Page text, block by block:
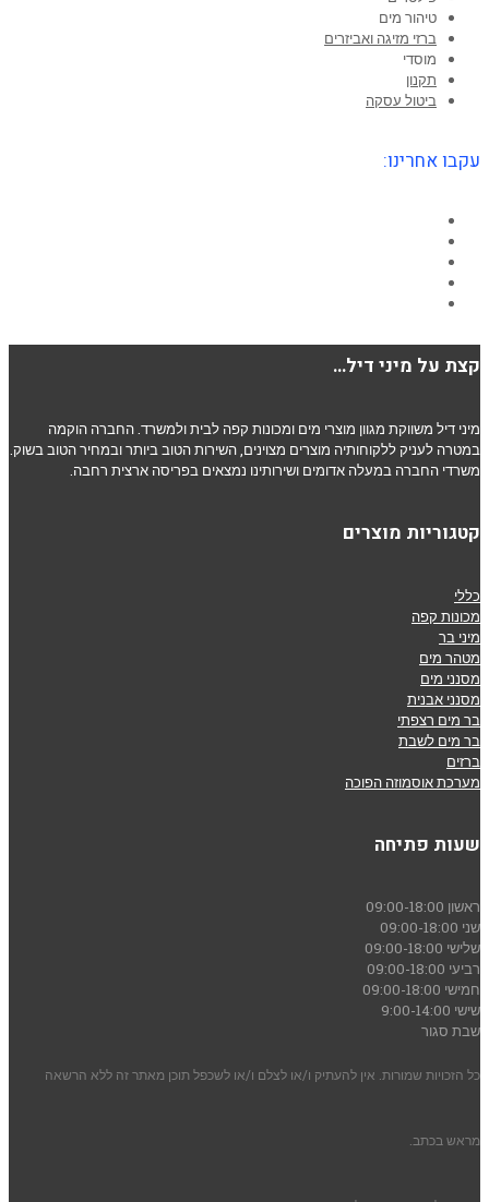
טיהור מים
ברזי מזיגה ואביזרים
מוסדי
תקנון
ביטול עסקה
עקבו אחרינו:
קצת על מיני דיל…
מיני דיל משווקת מגוון מוצרי מים ומכונות קפה לבית ולמשרד. החברה הוקמה
במטרה לעניק ללקוחותיה מוצרים מצוינים, השירות הטוב ביותר ובמחיר הטוב בשוק.
משרדי החברה במעלה אדומים ושירותינו נמצאים בפריסה ארצית רחבה.
קטגוריות מוצרים
כללי
מכונות קפה
מיני בר
מטהר מים
מסנני מים
מסנני אבנית
בר מים רצפתי
בר מים לשבת
ברזים
מערכת אוסמוזה הפוכה
שעות פתיחה
ראשון 09:00-18:00
שני 09:00-18:00
שלישי 09:00-18:00
רביעי 09:00-18:00
חמישי 09:00-18:00
שישי 9:00-14:00
שבת סגור
כל הזכויות שמורות. אין להעתיק ו/או לצלם ו/או לשכפל תוכן מאתר זה ללא הרשאה
מראש בכתב.